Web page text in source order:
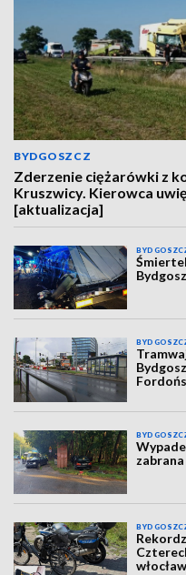
BYDGOSZCZ
Zderzenie ciężarówki z
Kruszwicy. Kierowca
[aktualizacja]